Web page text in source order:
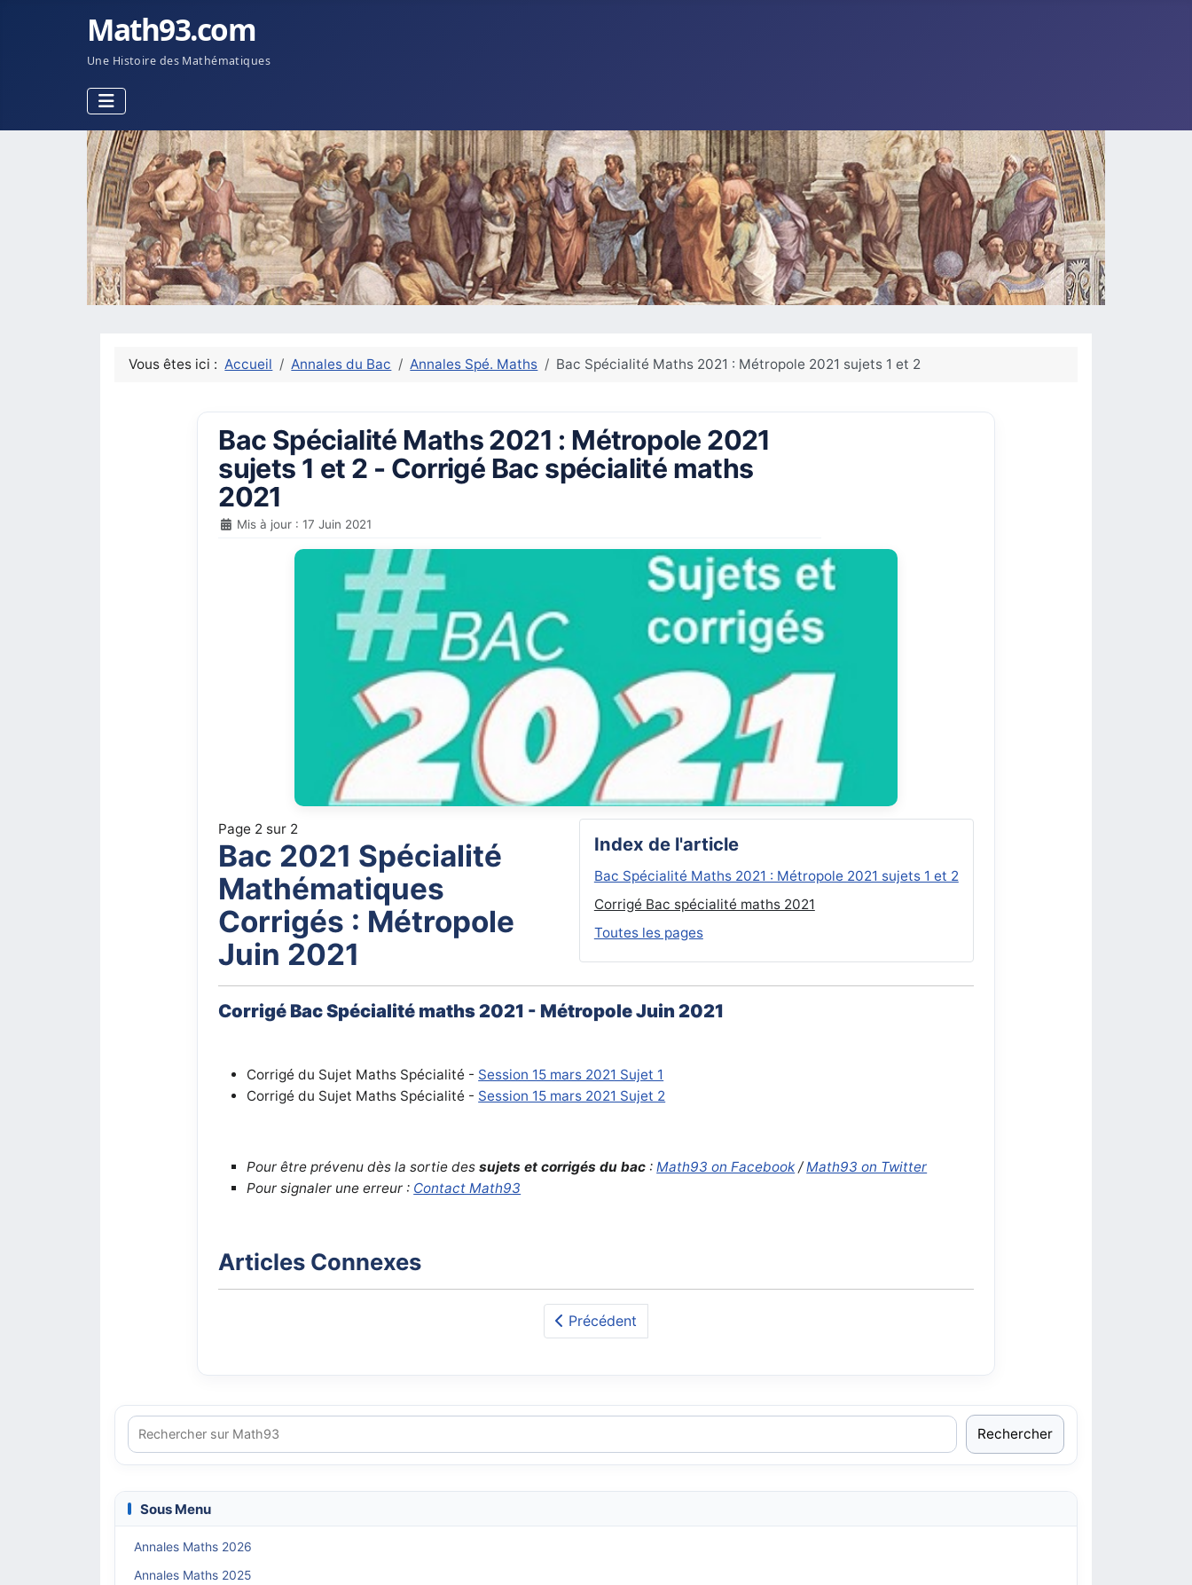
Math93.com
Une Histoire des Mathématiques
Vous êtes ici :Accueil Annales du Bac Annales Spé. Maths Bac Spécialité Maths 2021 : Métropole 2021 sujets 1 et 2
Bac Spécialité Maths 2021 : Métropole 2021
sujets 1 et 2 - Corrigé Bac spécialité maths
2021
Mis à jour : 17 Juin 2021
Index de l'article
Bac Spécialité Maths 2021 : Métropole 2021 sujets 1 et 2
Corrigé Bac spécialité maths 2021
Toutes les pages
Page 2 sur 2
Bac 2021 Spécialité
Mathématiques
Corrigés : Métropole
Juin 2021
Corrigé Bac Spécialité maths 2021 - Métropole Juin 2021
Corrigé du Sujet Maths Spécialité - Session 15 mars 2021 Sujet 1
Corrigé du Sujet Maths Spécialité - Session 15 mars 2021 Sujet 2
Pour être prévenu dès la sortie dessujets et corrigés du bac :Math93 on Facebook/Math93 on Twitter
Pour signaler une erreur : Contact Math93
Articles Connexes
Précédent
Rechercher
Sous Menu
Annales Maths 2026
Annales Maths 2025